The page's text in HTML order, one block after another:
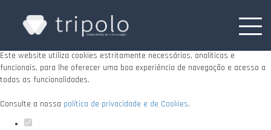
Defina as suas preferências de cookies para
este website.
Este website utiliza cookies estritamente necessários, analíticos e
funcionais, para lhe oferecer uma boa experiência de navegação e acesso a
todas as funcionalidades.
Consulte a nossa política de privacidade e de Cookies.